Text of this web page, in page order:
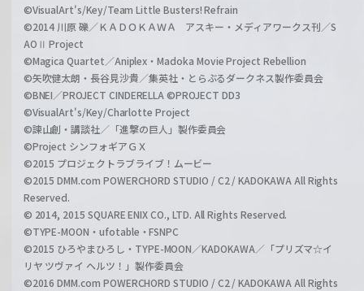
©VisualArt's/Key/Team Little Busters! Refrain
©2014 川原 礫／ＫＡＤＯＫＡＷＡ アスキー・メディアワークス刊／S
AOⅡ Project
©Magica Quartet／Aniplex・Madoka Movie Project Rebellion
©矢吹健太朗・長谷見沙貴／集英社・とらぶるダークネス製作委員会
©BNEI／PROJECT CINDERELLA ©PROJECT DD3
©VisualArt's/Key/Charlotte Project
©諫山創・講談社／「進撃の巨人」製作委員会
©Project シンフォギアＧＸ
©2015 プロジェクトラブライブ！ムービー
©2015 DMM.com POWERCHORD STUDIO / C2 / KADOKAWA All Rights
Reserved.
© 2014, 2015 SQUARE ENIX CO., LTD. All Rights Reserved.
©TYPE-MOON・ufotable・FSNPC
©2015 ひろやまひろし・TYPE-MOON／KADOKAWA／「プリズマ☆イ
リヤ ツヴァイ ヘルツ！」製作委員会
©2016 DMM.com POWERCHORD STUDIO / C2 / KADOKAWA All Rights